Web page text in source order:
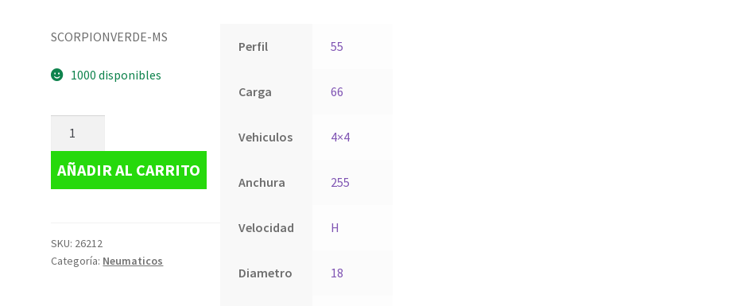
SCORPIONVERDE-MS
1000 disponibles
AÑADIR AL CARRITO
SKU: 26212
Categoría: Neumaticos
Perfil 55
Carga 66
Vehiculos 4×4
Anchura 255
Velocidad H
Diametro 18